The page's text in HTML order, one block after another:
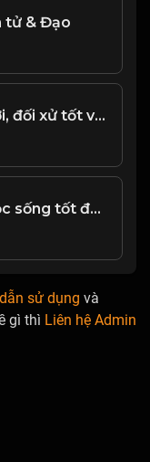
tử & Đạo
Trong cảnh thuận lợi, đối xử tốt với người, gặp cảnh đối xử tốt với mình! Đạo
Muốn kiểm soát cuộc sống tốt đẹp của mình thì phải có một tâm thái ổn định! Đạo
sử dụng và
gì thì Liên hệ Admin